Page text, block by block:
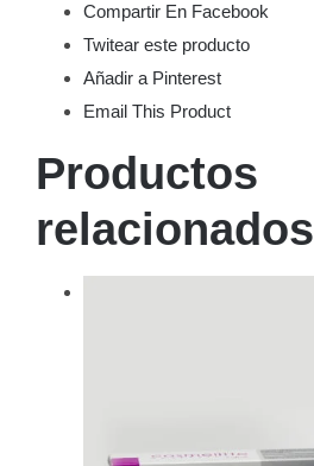
Compartir En Facebook
Twitear este producto
Añadir a Pinterest
Email This Product
Productos
relacionados